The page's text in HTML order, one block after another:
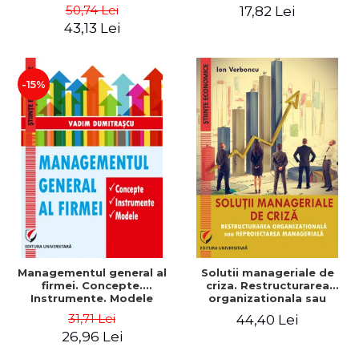
50,74 Lei
43,13 Lei
17,82 Lei
-15%
Managementul general al
firmei. Concepte.
Instrumente. Modele
31,71 Lei
26,96 Lei
Solutii manageriale de
criza. Restructurarea
organizationala sau
44,40 Lei